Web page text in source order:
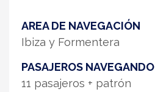
AREA DE NAVEGACIÓN
Ibiza y Formentera
PASAJEROS NAVEGANDO
11 pasajeros + patrón